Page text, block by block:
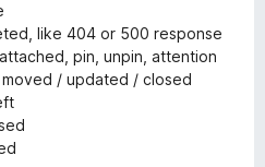
like 404 or 500 response
pin, unpin, attention
/ updated / closed